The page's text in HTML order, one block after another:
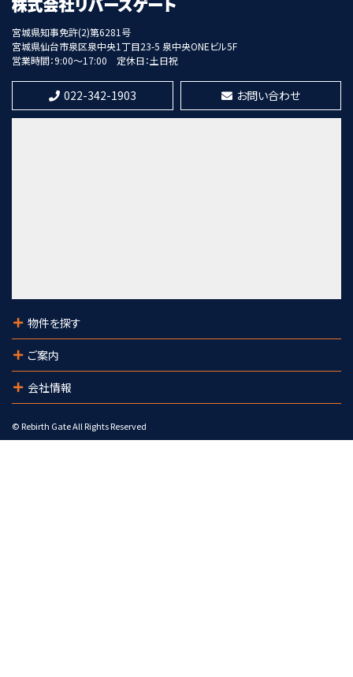
第8位
9,620万円
利回6%
歩4分
宮城県知事免許(2)第6281号
宮城県仙台市泉区泉中央1丁目23-5 泉中央ONEビル5F
営業時間：9:00～17:00
定休日：土日祝
022-342-1903 お問い合わせ
物件を探す
ご案内
会社情報
© Rebirth Gate All Rights Reserved